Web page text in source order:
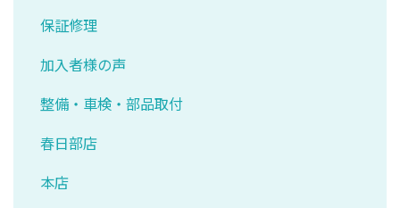
保証修理
加入者様の声
整備・車検・部品取付
春日部店
本店